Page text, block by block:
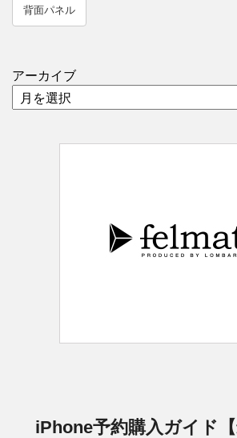
背面パネル
アーカイブ
iPhone予約購入ガイド【